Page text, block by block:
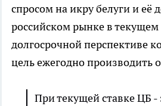
спросом на икру белуги и её
российском рынке в текущем
долгосрочной перспективе
цель ежегодно производить
При текущей ставке ЦБ -